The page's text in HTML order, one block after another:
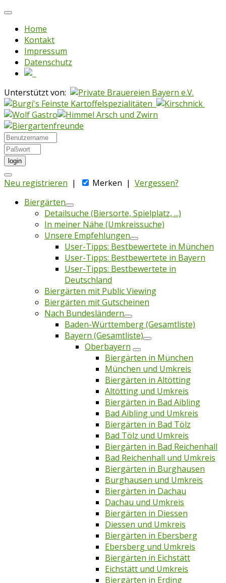
Home
Kontakt
Impressum
Datenschutz
Unterstützt von:
login
Neu registrieren | Merken | Vergessen?
Biergärten
Detailsuche (Biersorte, Spielplatz, ...)
In meiner Nähe (Umkreissuche)
Unsere Empfehlungen
User-Tipps: Bestbewertete in München
User-Tipps: Bestbewertete in Bayern
User-Tipps: Bestbewertete in
Deutschland
Biergärten mit Public Viewing
Biergärten mit Gutscheinen
Nach Bundesländern
Baden-Württemberg (Gesamtliste)
Bayern (Gesamtliste)
Oberbayern
Biergärten in München
München und Umkreis
Biergärten in Altötting
Altötting und Umkreis
Biergärten in Bad Aibling
Bad Aibling und Umkreis
Biergärten in Bad Tölz
Bad Tölz und Umkreis
Biergärten in Bad Reichenhall
Bad Reichenhall und Umkreis
Biergärten in Burghausen
Burghausen und Umkreis
Biergärten in Dachau
Dachau und Umkreis
Biergärten in Diessen
Diessen und Umkreis
Biergärten in Ebersberg
Ebersberg und Umkreis
Biergärten in Eichstätt
Eichstätt und Umkreis
Biergärten in Erding